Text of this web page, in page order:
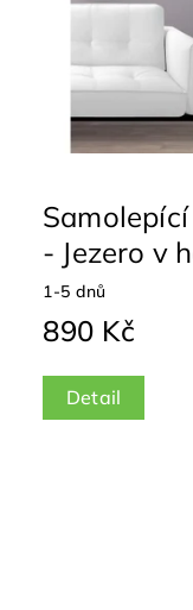
- Jezero v
1-5 dnů
890 Kč
Detail